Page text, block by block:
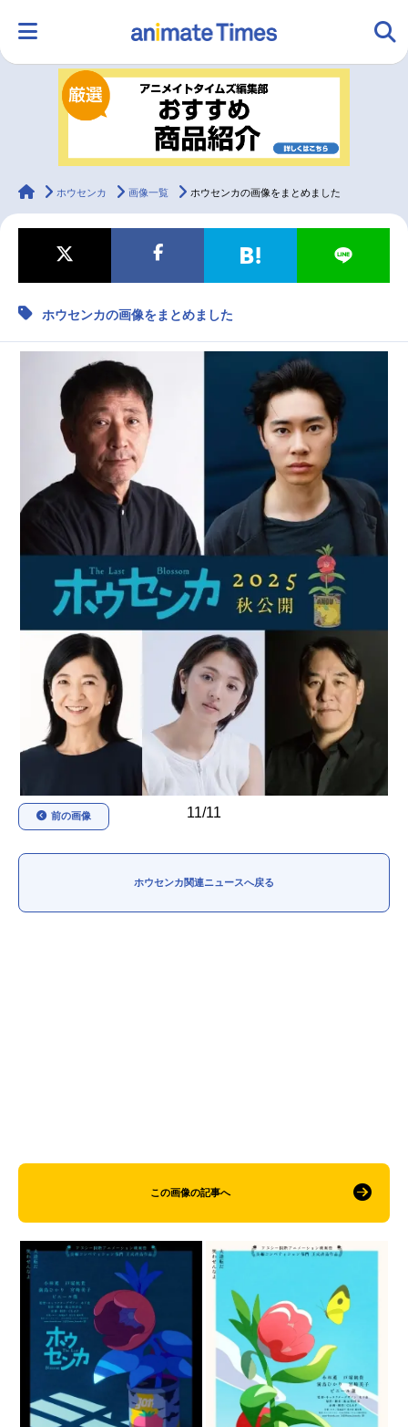
ランキング アニメ
ラジオ
マンガ・ラノベ ゲーム・アプリ 音楽 コスプレ
2.5次元 配信・Vtuber
最新記事一覧
アニメ記事一覧 声優記事一覧
アニメ映画一覧 実写化映画一覧
今期アニメ曜日別一覧
春アニメ 夏アニメ
秋アニメ 冬アニメ
男性声優/女性声優一覧
FOLLOW US
animateTimes
ホウセンカ 画像一覧 ホウセンカの画像をまとめました
ホウセンカの画像をまとめました
11/11
前の画像
ホウセンカ関連ニュースへ戻る
この画像の記事へ